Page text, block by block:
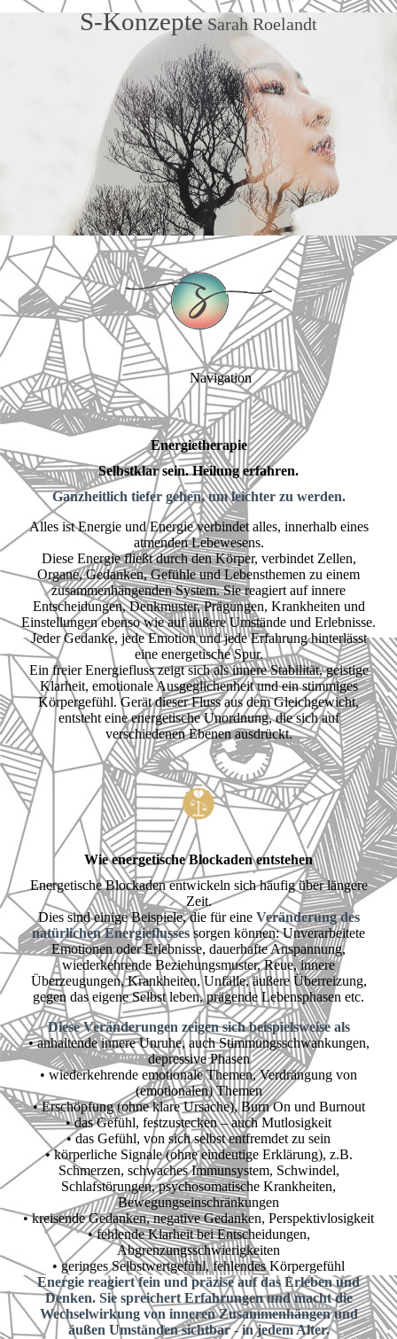
S-Konzepte Sarah Roelandt
Navigation
Energietherapie
Selbstklar sein. Heilung erfahren.
Ganzheitlich tiefer gehen, um leichter zu werden.
Alles ist Energie und Energie verbindet alles, innerhalb eines
atmenden Lebewesens.
Diese Energie fließt durch den Körper, verbindet Zellen,
Organe, Gedanken, Gefühle und Lebensthemen zu einem
zusammenhängenden System. Sie reagiert auf innere
Entscheidungen, Denkmuster, Prägungen, Krankheiten und
Einstellungen ebenso wie auf äußere Umstände und Erlebnisse.
Jeder Gedanke, jede Emotion und jede Erfahrung hinterlässt
eine energetische Spur.
Ein freier Energiefluss zeigt sich als innere Stabilität, geistige
Klarheit, emotionale Ausgeglichenheit und ein stimmiges
Körpergefühl. Gerät dieser Fluss aus dem Gleichgewicht,
entsteht eine energetische Unordnung, die sich auf
verschiedenen Ebenen ausdrückt.
Wie energetische Blockaden entstehen
Energetische Blockaden entwickeln sich häufig über längere
Zeit.
Dies sind einige Beispiele, die für eine Veränderung des
natürlichen Energieflussessorgen können: Unverarbeitete
Emotionen oder Erlebnisse, dauerhafte Anspannung,
wiederkehrende Beziehungsmuster, Reue, innere
Überzeugungen, Krankheiten, Unfälle, äußere Überreizung,
gegen das eigene Selbst leben, prägende Lebensphasen etc.
Diese Veränderungen zeigen sich beispielsweise als
• anhaltende innere Unruhe, auch Stimmungsschwankungen,
depressive Phasen
• wiederkehrende emotionale Themen, Verdrängung von
(emotionalen) Themen
• Erschöpfung (ohne klare Ursache), Burn On und Burnout
• das Gefühl, festzustecken – auch Mutlosigkeit
• das Gefühl, von sich selbst entfremdet zu sein
• körperliche Signale (ohne eindeutige Erklärung), z.B.
Schmerzen, schwaches Immunsystem, Schwindel,
Schlafstörungen, psychosomatische Krankheiten,
Bewegungseinschränkungen
• kreisende Gedanken, negative Gedanken, Perspektivlosigkeit
• fehlende Klarheit bei Entscheidungen,
Abgrenzungsschwierigkeiten
• geringes Selbstwertgefühl, fehlendes Körpergefühl
Energie reagiert fein und präzise auf das Erleben und
Denken. Sie spreichert Erfahrungen und macht die
Wechselwirkung von inneren Zusammenhängen und
äußen Umständen sichtbar - in jedem Alter.